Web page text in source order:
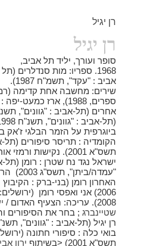
רן יגיל
רן יגיל
סופר ועורך, יליד תל אביב,
1968. ספריו: מות סנדלרים (תל
אביב : "עקד", תשמ"ח 1987).
שירים: מחשבה אחת קדימה
ספרים, 1988), ארז כמעט-
ביוגרפית על הזמר הבלגי ז'אק
הקומדיה : תריסר סיפורים (תל-
תשס"א 2001). נקישות
ישראל נגד נח שטרן : רומן (תל-
"עמדה/ביתן",
האחרון רומן (בני-ברק :
2006) אני ואפסי רומן
2008). עריכה: הצעיף האדום /
שטיינברג ; בחר את הסיפורים
בואי כלה : סיפורי חתונה
תשס"א 2001) <בשיתוף
ירון